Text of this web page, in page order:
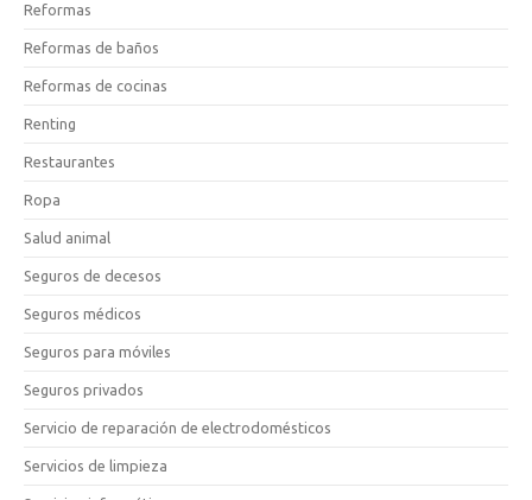
Reformas
Reformas de baños
Reformas de cocinas
Renting
Restaurantes
Ropa
Salud animal
Seguros de decesos
Seguros médicos
Seguros para móviles
Seguros privados
Servicio de reparación de electrodomésticos
Servicios de limpieza